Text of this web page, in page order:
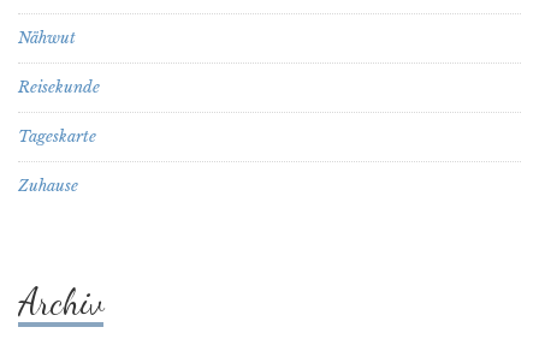
Nähwut
Reisekunde
Tageskarte
Zuhause
Archiv